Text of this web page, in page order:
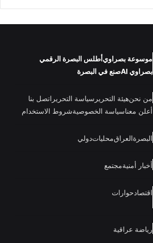
موسوعة بصراويأطلس البصرة الرقمي
بصراوي AI
صنع في البصرة
من نحنهيئة التحرير سياسة التحرير اتصل بنا
أعلن معناسياسة الخصوصيةشروط الاستخدام
البصرةالعراقمحلياتدولي
أخبار أمنيةمجتمع
اقتصادحوارات
رياضة عراقية